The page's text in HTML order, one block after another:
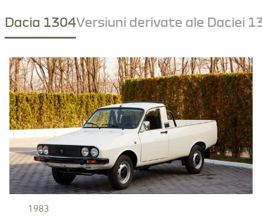
Dacia 1304Versiuni derivate ale Daciei
1983